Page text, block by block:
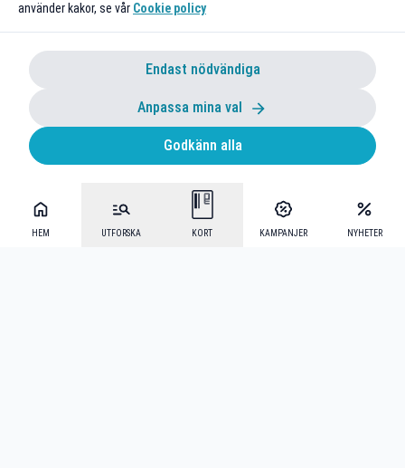
HEM UTFORSKA KORT KAMPANJER NYHETER
använder kakor, se vår Cookie policy
Endast nödvändiga
Anpassa mina val
Godkänn alla